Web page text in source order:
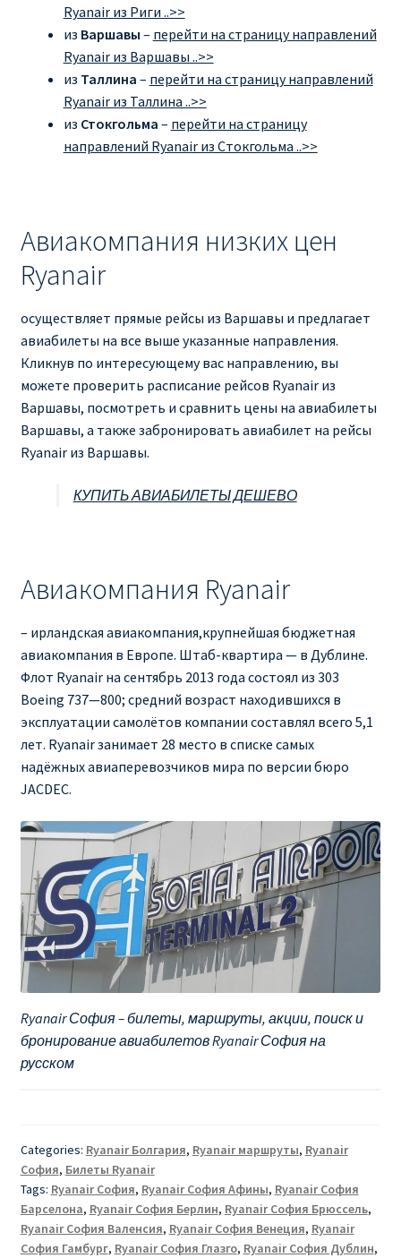
Ryanair из Риги ..>>
из Варшавы – перейти на страницу направлений
Ryanair из Варшавы ..>>
из Таллина – перейти на страницу направлений
Ryanair из Таллина ..>>
из Стокгольма – перейти на страницу
направлений Ryanair из Стокгольма ..>>
Авиакомпания низких цен
Ryanair
осуществляет прямые рейсы из Варшавы и предлагает
авиабилеты на все выше указанные направления.
Кликнув по интересующему вас направлению, вы
можете проверить расписание рейсов Ryanair из
Варшавы, посмотреть и сравнить цены на авиабилеты
Варшавы, а также забронировать авиабилет на рейсы
Ryanair из Варшавы.
КУПИТЬ АВИАБИЛЕТЫ ДЕШЕВО
Авиакомпания Ryanair
– ирландская авиакомпания,крупнейшая бюджетная
авиакомпания в Европе. Штаб-квартира — в Дублине.
Флот Ryanair на сентябрь 2013 года состоял из 303
Boeing 737—800; средний возраст находившихся в
эксплуатации самолётов компании составлял всего 5,1
лет. Ryanair занимает 28 место в списке самых
надёжных авиаперевозчиков мира по версии бюро
JACDEC.
Ryanair София – билеты, маршруты, акции, поиск и
бронирование авиабилетов Ryanair София на
русском
Categories: Ryanair Болгария, Ryanair маршруты, Ryanair
София, Билеты Ryanair
Tags: Ryanair София, Ryanair София Афины, Ryanair София
Барселона, Ryanair София Берлин, Ryanair София Брюссель,
Ryanair София Валенсия, Ryanair София Венеция, Ryanair
София Гамбург, Ryanair София Глазго, Ryanair София Дублин,